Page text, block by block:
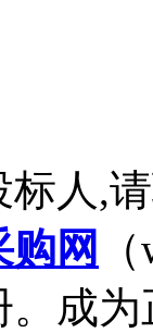
人,
网
成